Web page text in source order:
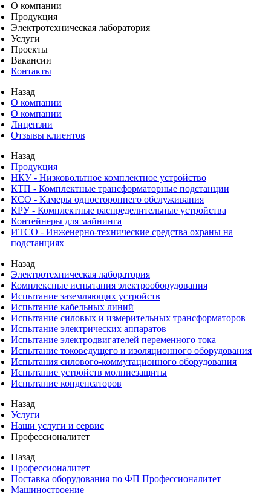
О компании
Продукция
Электротехническая лаборатория
Услуги
Проекты
Вакансии
Контакты
Назад
О компании
О компании
Лицензии
Отзывы клиентов
Назад
Продукция
НКУ - Низковольтное комплектное устройство
КТП - Комплектные трансформаторные подстанции
КСО - Камеры одностороннего обслуживания
КРУ - Комплектные распределительные устройства
Контейнеры для майнинга
ИТСО - Инженерно-технические средства охраны на
подстанциях
Назад
Электротехническая лаборатория
Комплексные испытания электрооборудования
Испытание заземляющих устройств
Испытание кабельных линий
Испытание силовых и измерительных трансформаторов
Испытание электрических аппаратов
Испытание электродвигателей переменного тока
Испытание токоведущего и изоляционного оборудования
Испытания силового-коммутационного оборудования
Испытание устройств молниезащиты
Испытание конденсаторов
Назад
Услуги
Наши услуги и сервис
Профессионалитет
Назад
Профессионалитет
Поставка оборудования по ФП Профессионалитет
Машиностроение